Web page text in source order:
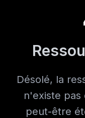
Désolé, la
n'existe pas
peut-être